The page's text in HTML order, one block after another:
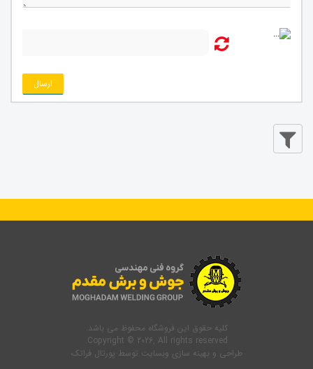
ارسال
کلیه حقوق این فروشگاه محفوظ می باشد.
Copyright © 2026, All rights reserved.
طراحی و بهینه سازی وبسایت توسط پورتال فراتک